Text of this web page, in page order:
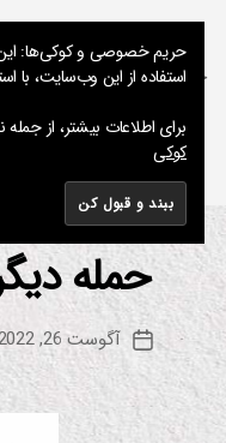
جستجو
نوشته
دسته‌هاس
ا
ع
م
و
حمله
تاریخ
نوشته
آگوست 26, 2022
حریم خصوصی و کوکی‌ها: این
استفاده از این وب‌سایت، با
برای اطلاعات بیشتر، از جمله
کوکی